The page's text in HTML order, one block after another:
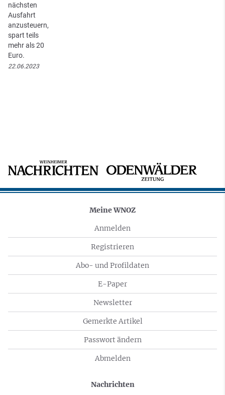
nächsten
Ausfahrt
anzusteuern,
spart teils
mehr als 20
Euro.
22.06.2023
Meine WNOZ
Anmelden
Registrieren
Abo- und Profildaten
E-Paper
Newsletter
Gemerkte Artikel
Passwort ändern
Abmelden
Nachrichten